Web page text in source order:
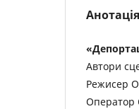
Анотація
Автори
Режисер
Оператор